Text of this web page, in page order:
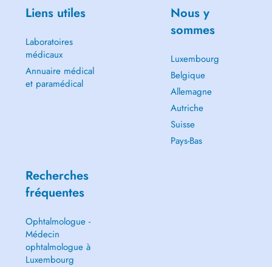
Liens utiles
Laboratoires
médicaux
Annuaire médical
et paramédical
Nous y
sommes
Luxembourg
Belgique
Allemagne
Autriche
Suisse
Pays-Bas
Recherches
fréquentes
Ophtalmologue -
Médecin
ophtalmologue à
Luxembourg